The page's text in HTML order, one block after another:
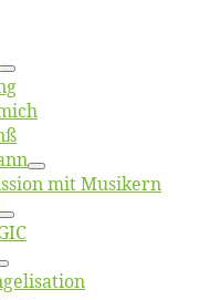
mit Musikern